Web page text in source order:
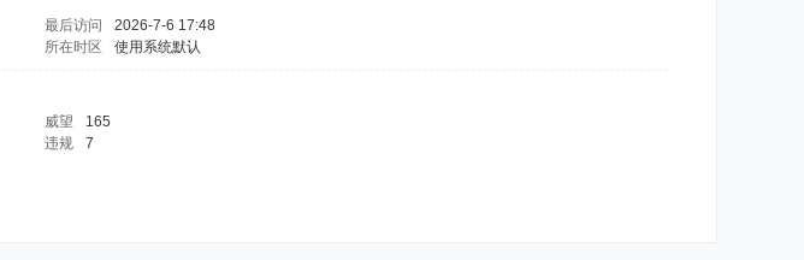
最后访问
2026-7-6 17:48
所在时区 使用系统默认
威望
165
违规
7